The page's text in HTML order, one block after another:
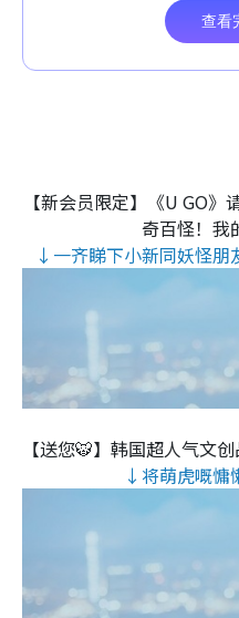
【新会员限定】《U GO
奇百怪！我
↓一齐睇下小新同妖怪朋
【送您🐯】韩国超人气文
↓将萌虎嘅慵